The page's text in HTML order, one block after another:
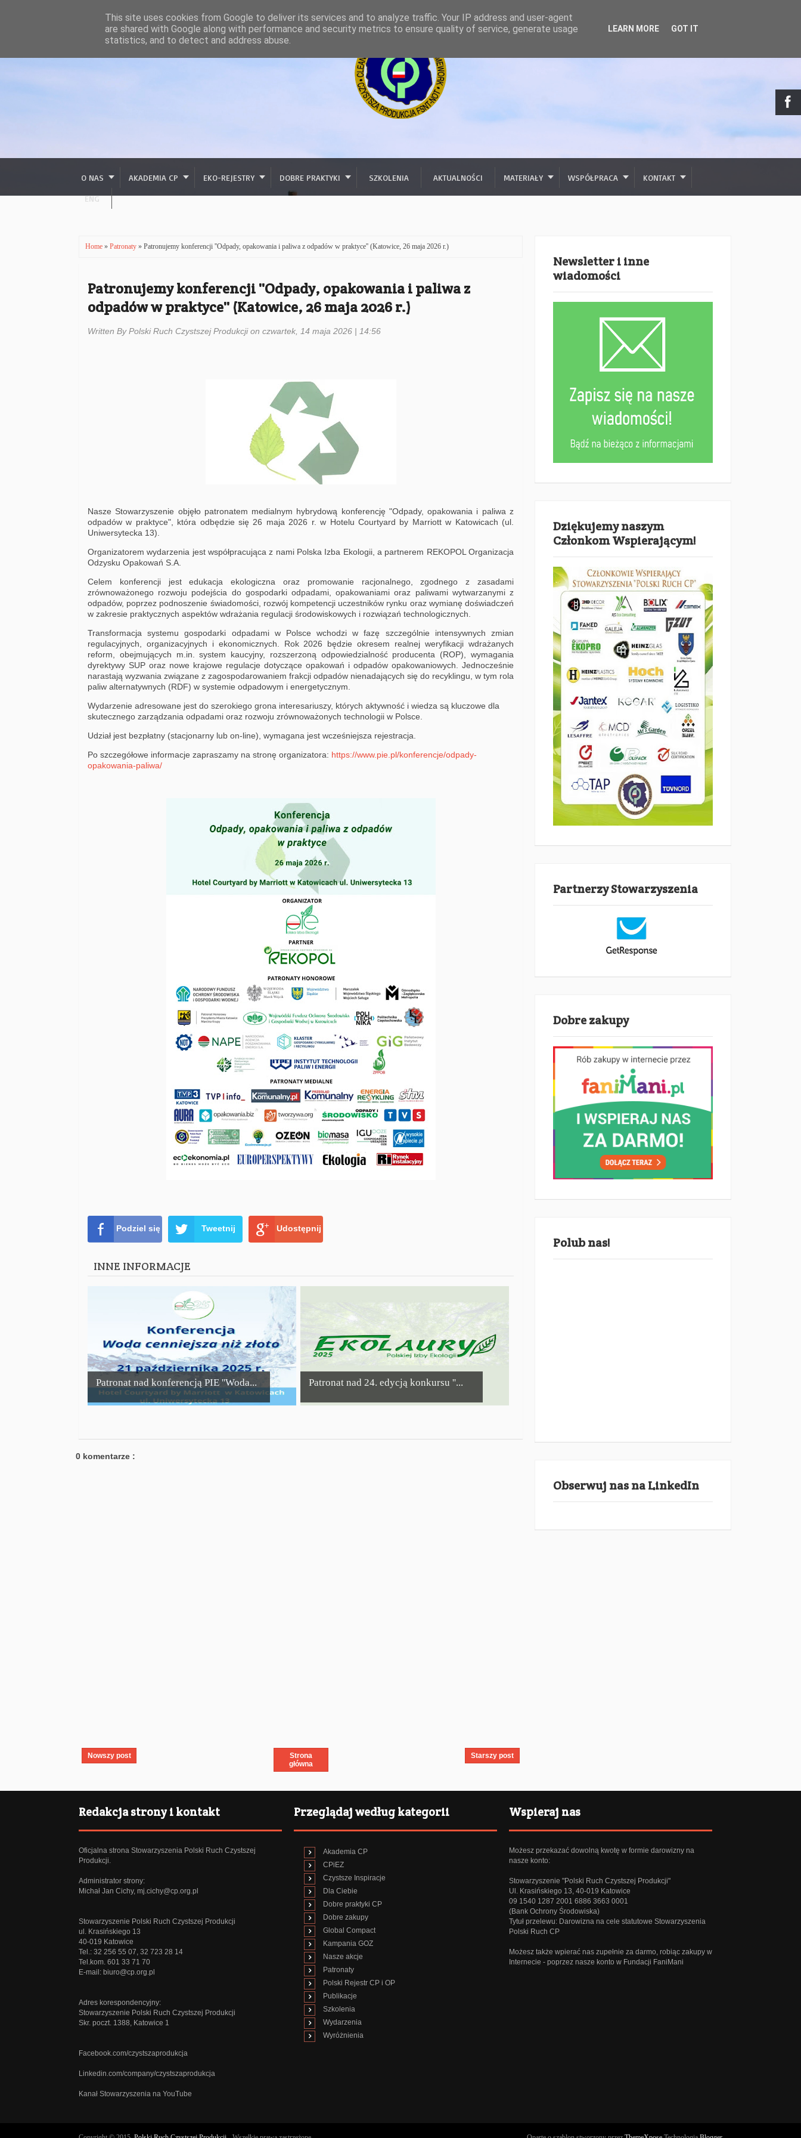
O NAS AKADEMIA CP EKO-REJESTRY DOBRE PRAKTYKI SZKOLENIA AKTUALNOŚCI MATERIAŁY WSPÓŁPRACA KONTAKT
ENG
Home » Patronaty » Patronujemy konferencji ''Odpady, opakowania i paliwa z odpadów w praktyce'' (Katowice, 26 maja 2026 r.)
Patronujemy konferencji ''Odpady, opakowania i paliwa z
odpadów w praktyce'' (Katowice, 26 maja 2026 r.)
Written By Polski Ruch Czystszej Produkcji on czwartek, 14 maja 2026 | 14:56
Nasze Stowarzyszenie objęło patronatem medialnym hybrydową konferencję "Odpady, opakowania i paliwa z
odpadów w praktyce", która odbędzie się 26 maja 2026 r. w Hotelu Courtyard by Marriott w Katowicach (ul.
Uniwersytecka 13).
Organizatorem wydarzenia jest współpracująca z nami Polska Izba Ekologii, a partnerem REKOPOL Organizacja
Odzysku Opakowań S.A.
Celem konferencji jest edukacja ekologiczna oraz promowanie racjonalnego, zgodnego z zasadami
zrównoważonego rozwoju podejścia do gospodarki odpadami, opakowaniami oraz paliwami wytwarzanymi z
odpadów, poprzez podnoszenie świadomości, rozwój kompetencji uczestników rynku oraz wymianę doświadczeń
w zakresie praktycznych aspektów wdrażania regulacji środowiskowych i rozwiązań technologicznych.
Transformacja systemu gospodarki odpadami w Polsce wchodzi w fazę szczególnie intensywnych zmian
regulacyjnych, organizacyjnych i ekonomicznych. Rok 2026 będzie okresem realnej weryfikacji wdrażanych
reform, obejmujących m.in. system kaucyjny, rozszerzoną odpowiedzialność producenta (ROP), wymagania
dyrektywy SUP oraz nowe krajowe regulacje dotyczące opakowań i odpadów opakowaniowych. Jednocześnie
narastają wyzwania związane z zagospodarowaniem frakcji odpadów nienadających się do recyklingu, w tym rola
paliw alternatywnych (RDF) w systemie odpadowym i energetycznym.
Wydarzenie adresowane jest do szerokiego grona interesariuszy, których aktywność i wiedza są kluczowe dla
skutecznego zarządzania odpadami oraz rozwoju zrównoważonych technologii w Polsce.
Udział jest bezpłatny (stacjonarny lub on-line), wymagana jest wcześniejsza rejestracja.
Po szczegółowe informacje zapraszamy na stronę organizatora: https://www.pie.pl/konferencje/odpady-
opakowania-paliwa/
Podziel się Tweetnij Udostępnij
INNE INFORMACJE
Patronat nad konferencją PIE ''Woda... Patronat nad 24. edycją konkursu ''...
0 komentarze :
Nowszy post Starszy post
Strona
główna
Newsletter i inne
wiadomości
Dziękujemy naszym
Członkom Wspierającym!
Partnerzy Stowarzyszenia
Dobre zakupy
Polub nas!
Obserwuj nas na LinkedIn
Redakcja strony i kontakt
Oficjalna strona Stowarzyszenia Polski Ruch Czystszej
Produkcji.
Administrator strony:
Michał Jan Cichy, mj.cichy@cp.org.pl
Stowarzyszenie Polski Ruch Czystszej Produkcji
ul. Krasińskiego 13
40-019 Katowice
Tel.: 32 256 55 07, 32 723 28 14
Tel.kom. 601 33 71 70
E-mail: biuro@cp.org.pl
Adres korespondencyjny:
Stowarzyszenie Polski Ruch Czystszej Produkcji
Skr. poczt. 1388, Katowice 1
Facebook.com/czystszaprodukcja
Linkedin.com/company/czystszaprodukcja
Kanał Stowarzyszenia na YouTube
Przeglądaj według kategorii
Akademia CP
CPiEZ
Czystsze Inspiracje
Dla Ciebie
Dobre praktyki CP
Dobre zakupy
Global Compact
Kampania GOZ
Nasze akcje
Patronaty
Polski Rejestr CP i OP
Publikacje
Szkolenia
Wydarzenia
Wyróżnienia
Wspieraj nas
Możesz przekazać dowolną kwotę w formie darowizny na
nasze konto:
Stowarzyszenie "Polski Ruch Czystszej Produkcji"
Ul. Krasińskiego 13, 40-019 Katowice
09 1540 1287 2001 6886 3663 0001
(Bank Ochrony Środowiska)
Tytuł przelewu: Darowizna na cele statutowe Stowarzyszenia
Polski Ruch CP
Możesz także wpierać nas zupełnie za darmo, robiąc zakupy w
Internecie - poprzez nasze konto w Fundacji FaniMani
This site uses cookies from Google to deliver its services and to analyze traffic. Your IP address and user-agent
are shared with Google along with performance and security metrics to ensure quality of service, generate usage
statistics, and to detect and address abuse.
LEARN MORE GOT IT